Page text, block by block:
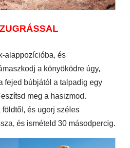
alappozícióba, és
a könyöködre úgy,
fejed búbjától a talpadig egy
meg a hasizmod.
földtől, és ugorj széles
és ismételd 30 másodpercig.